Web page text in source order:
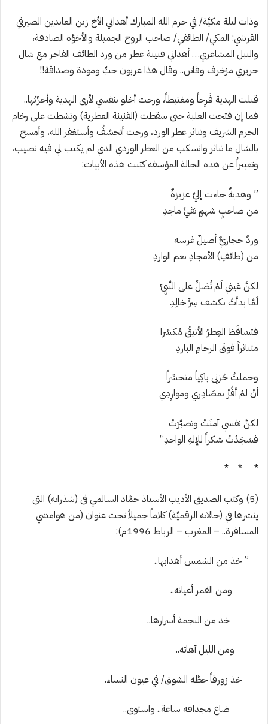
وذات ليلة مكيَّة/ في حرم الله المبارك أهداني الأخ زين العابدين الصيرفي
القرشي: المكي/ الطائفي/ صاحب الروح الجميلة والأخوَّة الصادقة،
والنبل المشاعري… أهداني قنينة عطر من ورد الطائف الفاخر مع شال
حريري مزخرف وفاتن.. وقال هذا عربون حبٍّ ومودة وصداقة!!
قبلت الهدية فَرِحاً ومغتبطاً، ورحت أخلو بنفسي لأرى الهدية وأجرِّبُها..
فما إن فتحت العلبة حتى سقطت (القنينة العطرية) وتشظت على رخام
الحرم الشريف وتناثر عطر الورد، ورحت أتحسَّفُ وأستغفر الله، وأمسح
بالشال ما تناثر وانسكب من العطر الوردي الذي لم يكتب لي فيه نصيب،
وتعبيراُ عن هذه الحالة المؤسفة كتبت هذه الأبيات:
” وهديةٌ جاءت إليَّ عزيزةٌ
من صاحبٍ شهمٍ تقيٍّ ماجدِ
وردٌ حجازيٌّ أصيلٌ غرسه
من (طائفِ) الأمجادِ نعم الواردِ
لكنَّ عَيني لَمْتُصَلِّ على النَّبِيِّ
لَمَّا بدأتُ بكشف سِرٍّ خالِدِ
فتسَاقَطَ العِطرُ الأنيقُ مُكسَّرا
متناثراً فوقَ الرخامِ الباردِ
وحملتُ حُزنِي باكِياً متحسِّراً
أنْ لمْ أفُزْ بمصَادِري وموارِدِي
لكنَّ نفسي آمنَتْ وتصبَّرَتْ
فسَجَدْتُ شكراً للإلهِ الواحدِ“
* * *
(5) وكتب الصديق الأديب الأستاذ حمَّاد السالمي في (
شذراته) التي
ينشرها في (حالاته الرقميَّة) كلاماً جميلاً تحت عنوان (من هوامشي
المسافرة.. – المغرب – الرباط 1996م):
” خذ من الشمس أهدابها..
ومن القمر أعيانه..
خذ من النجمة أسرارها..
ومن الليل آهاته..
خذ زورقاً حطَّه الشوق/ في عيون النساء.
ضاع مجدافه ساعة.. واستوى..